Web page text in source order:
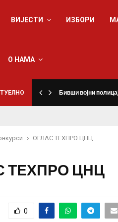
ВИЈЕСТИ ИЗБОРИ
О НАМА
Бивши војни
ОГЛАС ТЕХПРО ЦНЦ
ТЕХПРО ЦНЦ
0